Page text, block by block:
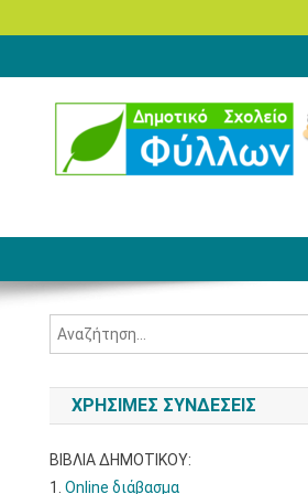
ΧΡΗΣΙΜΕΣ ΣΥΝΔΕΣΕΙΣ
ΒΙΒΛΙΑ ΔΗΜΟΤΙΚΟΥ:
1.Online διάβασμα